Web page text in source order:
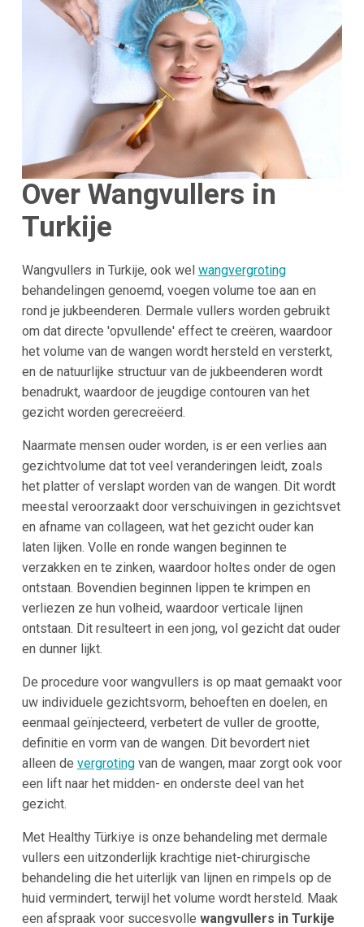
Over Wangvullers in
Turkije
Wangvullers in Turkije, ook wel wangvergroting
behandelingen genoemd, voegen volume toe aan en
rond je jukbeenderen. Dermale vullers worden gebruikt
om dat directe 'opvullende' effect te creëren, waardoor
het volume van de wangen wordt hersteld en versterkt,
en de natuurlijke structuur van de jukbeenderen wordt
benadrukt, waardoor de jeugdige contouren van het
gezicht worden gerecreëerd.
Naarmate mensen ouder worden, is er een verlies aan
gezichtvolume dat tot veel veranderingen leidt, zoals
het platter of verslapt worden van de wangen. Dit wordt
meestal veroorzaakt door verschuivingen in gezichtsvet
en afname van collageen, wat het gezicht ouder kan
laten lijken. Volle en ronde wangen beginnen te
verzakken en te zinken, waardoor holtes onder de ogen
ontstaan. Bovendien beginnen lippen te krimpen en
verliezen ze hun volheid, waardoor verticale lijnen
ontstaan. Dit resulteert in een jong, vol gezicht dat ouder
en dunner lijkt.
De procedure voor wangvullers is op maat gemaakt voor
uw individuele gezichtsvorm, behoeften en doelen, en
eenmaal geïnjecteerd, verbetert de vuller de grootte,
definitie en vorm van de wangen. Dit bevordert niet
alleen de vergrotingvan de wangen, maar zorgt ook voor
een lift naar het midden- en onderste deel van het
gezicht.
Met Healthy Türkiye is onze behandeling met dermale
vullers een uitzonderlijk krachtige niet-chirurgische
behandeling die het uiterlijk van lijnen en rimpels op de
huid vermindert, terwijl het volume wordt hersteld. Maak
een afspraak voor succesvolle wangvullers in Turkije